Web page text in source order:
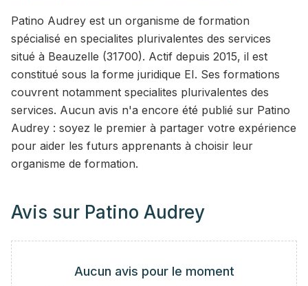
Patino Audrey est un organisme de formation
spécialisé en specialites plurivalentes des services
situé à Beauzelle (31700). Actif depuis 2015, il est
constitué sous la forme juridique EI. Ses formations
couvrent notamment specialites plurivalentes des
services. Aucun avis n'a encore été publié sur Patino
Audrey : soyez le premier à partager votre expérience
pour aider les futurs apprenants à choisir leur
organisme de formation.
Avis sur Patino Audrey
Aucun avis pour le moment